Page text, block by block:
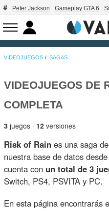
Peter Jackson Gameplay GTA 6
VIDEOJUEGOS SAGAS
VIDEOJUEGOS DE
COMPLETA
3 juegos · 12 versiones
Risk of Rain es una saga
nuestra base de datos
cuenta con un total de 3
Switch, PS4, PSVITA y PC.
En esta página encontrarás